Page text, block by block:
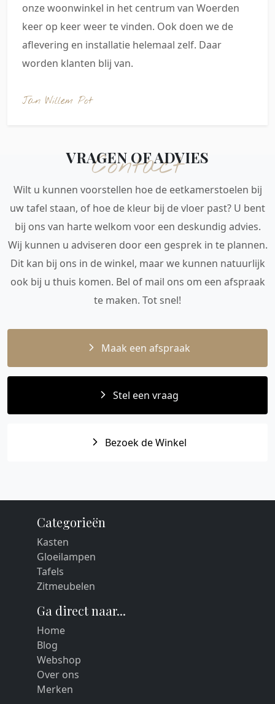
onze woonwinkel in het centrum van Woerden
keer op keer weer te vinden. Ook doen we de
aflevering en installatie helemaal zelf. Daar
worden klanten blij van.
Jan Willem Pot
Contact
VRAGEN OF ADVIES
Wilt u kunnen voorstellen hoe de eetkamerstoelen bij
uw tafel staan, of hoe de kleur bij de vloer past? U bent
bij ons van harte welkom voor een deskundig advies.
Wij kunnen u adviseren door een gesprek in te plannen.
Dit kan bij ons in de winkel, maar we kunnen natuurlijk
ook bij u thuis komen. Bel of mail ons om een afspraak
te maken. Tot snel!
Maak een afspraak
Stel een vraag
Bezoek de Winkel
Categorieën
Kasten
Gloeilampen
Tafels
Zitmeubelen
Ga direct naar...
Home
Blog
Webshop
Over ons
Merken